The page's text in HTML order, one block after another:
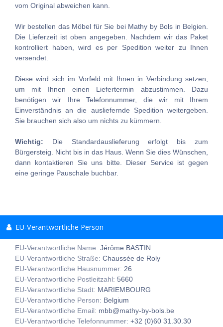
vom Original abweichen kann.
Wir bestellen das Möbel für Sie bei Mathy by Bols in Belgien.
Die Lieferzeit ist oben angegeben. Nachdem wir das Paket
kontrolliert haben, wird es per Spedition weiter zu Ihnen
versendet.
Diese wird sich im Vorfeld mit Ihnen in Verbindung setzen,
um mit Ihnen einen Liefertermin abzustimmen. Dazu
benötigen wir Ihre Telefonnummer, die wir mit Ihrem
Einverständnis an die ausliefernde Spedition weitergeben.
Sie brauchen sich also um nichts zu kümmern.
Wichtig: Die Standardauslieferung erfolgt bis zum
Bürgersteig. Nicht bis in das Haus. Wenn Sie dies Wünschen,
dann kontaktieren Sie uns bitte. Dieser Service ist gegen
eine geringe Pauschale buchbar.
EU-Verantwortliche Person
EU-Verantwortliche Name: Jérôme BASTIN
EU-Verantwortliche Straße: Chaussée de Roly
EU-Verantwortliche Hausnummer: 26
EU-Verantwortliche Postleitzahl: 5660
EU-Verantwortliche Stadt: MARIEMBOURG
EU-Verantwortliche Person: Belgium
EU-Verantwortliche Email: mbb@mathy-by-bols.be
EU-Verantwortliche Telefonnummer: +32 (0)60 31.30.30